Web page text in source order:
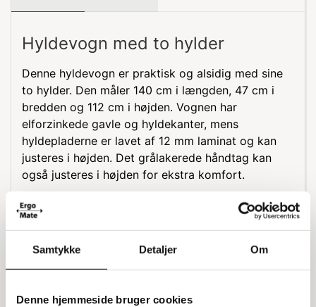
Samtykke Detaljer Om
Denne hjemmeside bruger cookies
Hyldevogn med to hylder
Denne hyldevogn er praktisk og alsidig med sine
to hylder. Den måler 140 cm i længden, 47 cm i
bredden og 112 cm i højden. Vognen har
elforzinkede gavle og hyldekanter, mens
hyldepladerne er lavet af 12 mm laminat og kan
justeres i højden. Det grålakerede håndtag kan
også justeres i højden for ekstra komfort.
Hjul og belastning
Hyldevognen er udstyret med fire svingbare hjul
med grå gummibane, der har en diameter på 12,5
cm. Den kan bære en samlet belastning på op til
forskellige opgaver.